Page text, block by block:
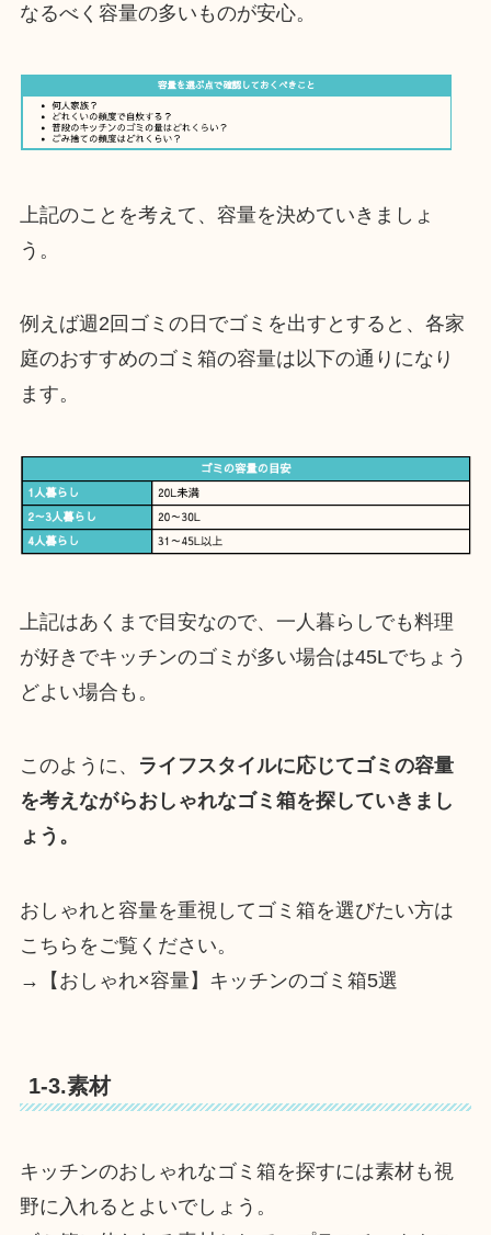
なるべく容量の多いものが安心。
上記のことを考えて、容量を決めていきましょ
う。
例えば週2回ゴミの日でゴミを出すとすると、各家
庭のおすすめのゴミ箱の容量は以下の通りになり
ます。
上記はあくまで目安なので、一人暮らしでも料理
が好きでキッチンのゴミが多い場合は45Lでちょう
どよい場合も。
このように、
ライフスタイルに応じてゴミの容量
を考えながらおしゃれなゴミ箱を探していきまし
ょう。
おしゃれと容量を重視してゴミ箱を選びたい方は
こちらをご覧ください。
→【おしゃれ×容量】キッチンのゴミ箱5選
1-3.素材
キッチンのおしゃれなゴミ箱を探すには素材も視
野に入れるとよいでしょう。